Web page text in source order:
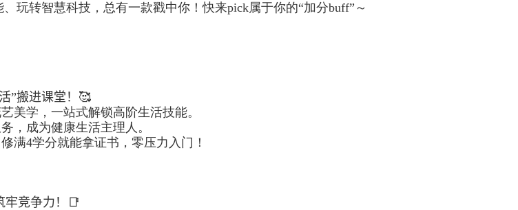
玩转智慧科技，总有一款戳中你！快来pick属于你的“加分buff” ～
”搬进课堂！ 🥰
美学，一站式解锁高阶生活技能。
，成为健康生活主理人。
满4学分就能拿证书，零压力入门！
竞争力！
📑